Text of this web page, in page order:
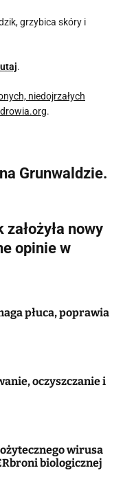
grzybica skóry i
.
niedojrzałych
.
Grunwaldzie.
nowy
opinie w
płuca, poprawia
oczyszczanie i
wirusa
biologicznej